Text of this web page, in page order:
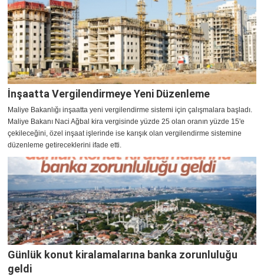
İnşaatta Vergilendirmeye Yeni Düzenleme
Maliye Bakanlığı inşaatta yeni vergilendirme sistemi için çalışmalara başladı.
Maliye Bakanı Naci Ağbal kira vergisinde yüzde 25 olan oranın yüzde 15'e
çekileceğini, özel inşaat işlerinde ise karışık olan vergilendirme sistemine
düzenleme getireceklerini ifade etti.
Günlük konut kiralamalarına banka zorunluluğu
geldi